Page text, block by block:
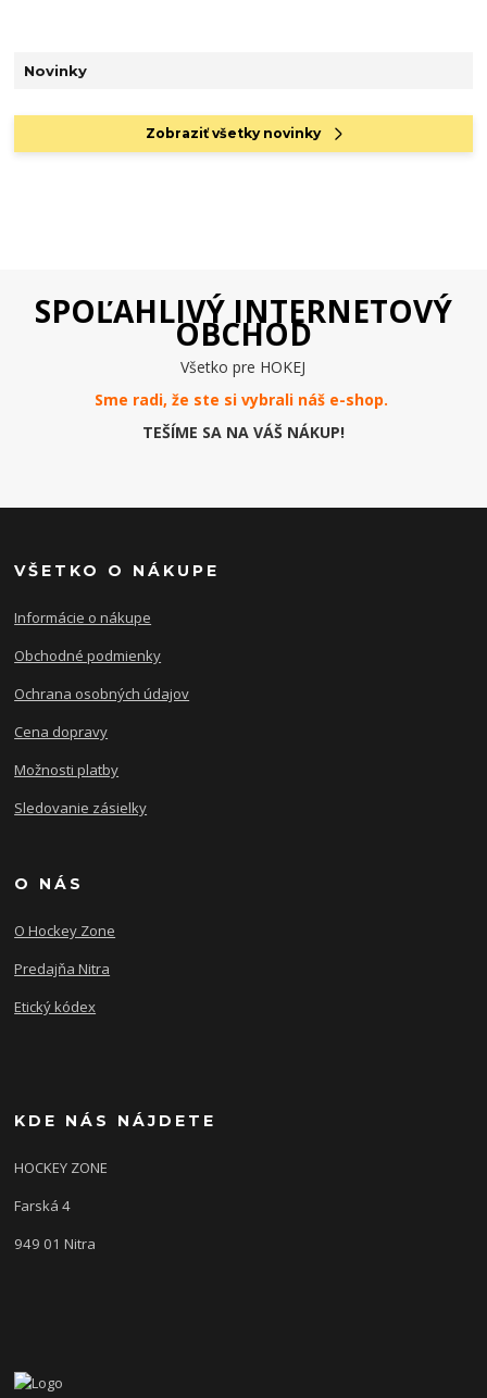
Novinky
Zobraziť všetky novinky
SPOĽAHLIVÝ INTERNETOVÝ
OBCHOD
Všetko pre HOKEJ
Sme radi, že ste si vybrali náš e-shop.
TEŠÍME SA NA VÁŠ NÁKUP!
VŠETKO O NÁKUPE
Informácie o nákupe
Obchodné podmienky
Ochrana osobných údajov
Cena dopravy
Možnosti platby
Sledovanie zásielky
O NÁS
O Hockey Zone
Predajňa Nitra
Etický kódex
KDE NÁS NÁJDETE
HOCKEY ZONE
Farská 4
949 01 Nitra